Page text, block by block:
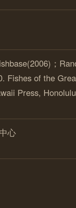
；
Fishes of the
Press,
心